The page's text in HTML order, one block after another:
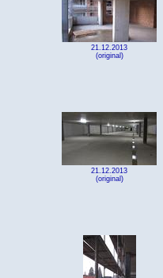
21.12.2013
(original)
21.12.2013
(original)